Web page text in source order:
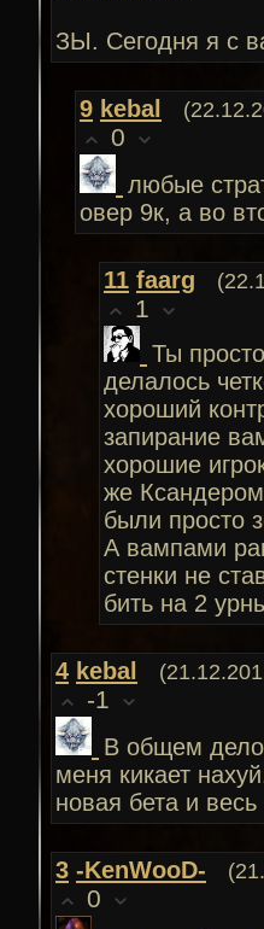
ЗЫ. Сегодня я с
9 kebal
0
любые
овер 9к, а во
11 faarg
1
Ты
делалось
хороший
запирание
хорошие
же
были просто
А вампами
стенки не
бить на 2
4 kebal
-1
В общем дело
меня кикает
новая бета и
3 -KenWooD-
0